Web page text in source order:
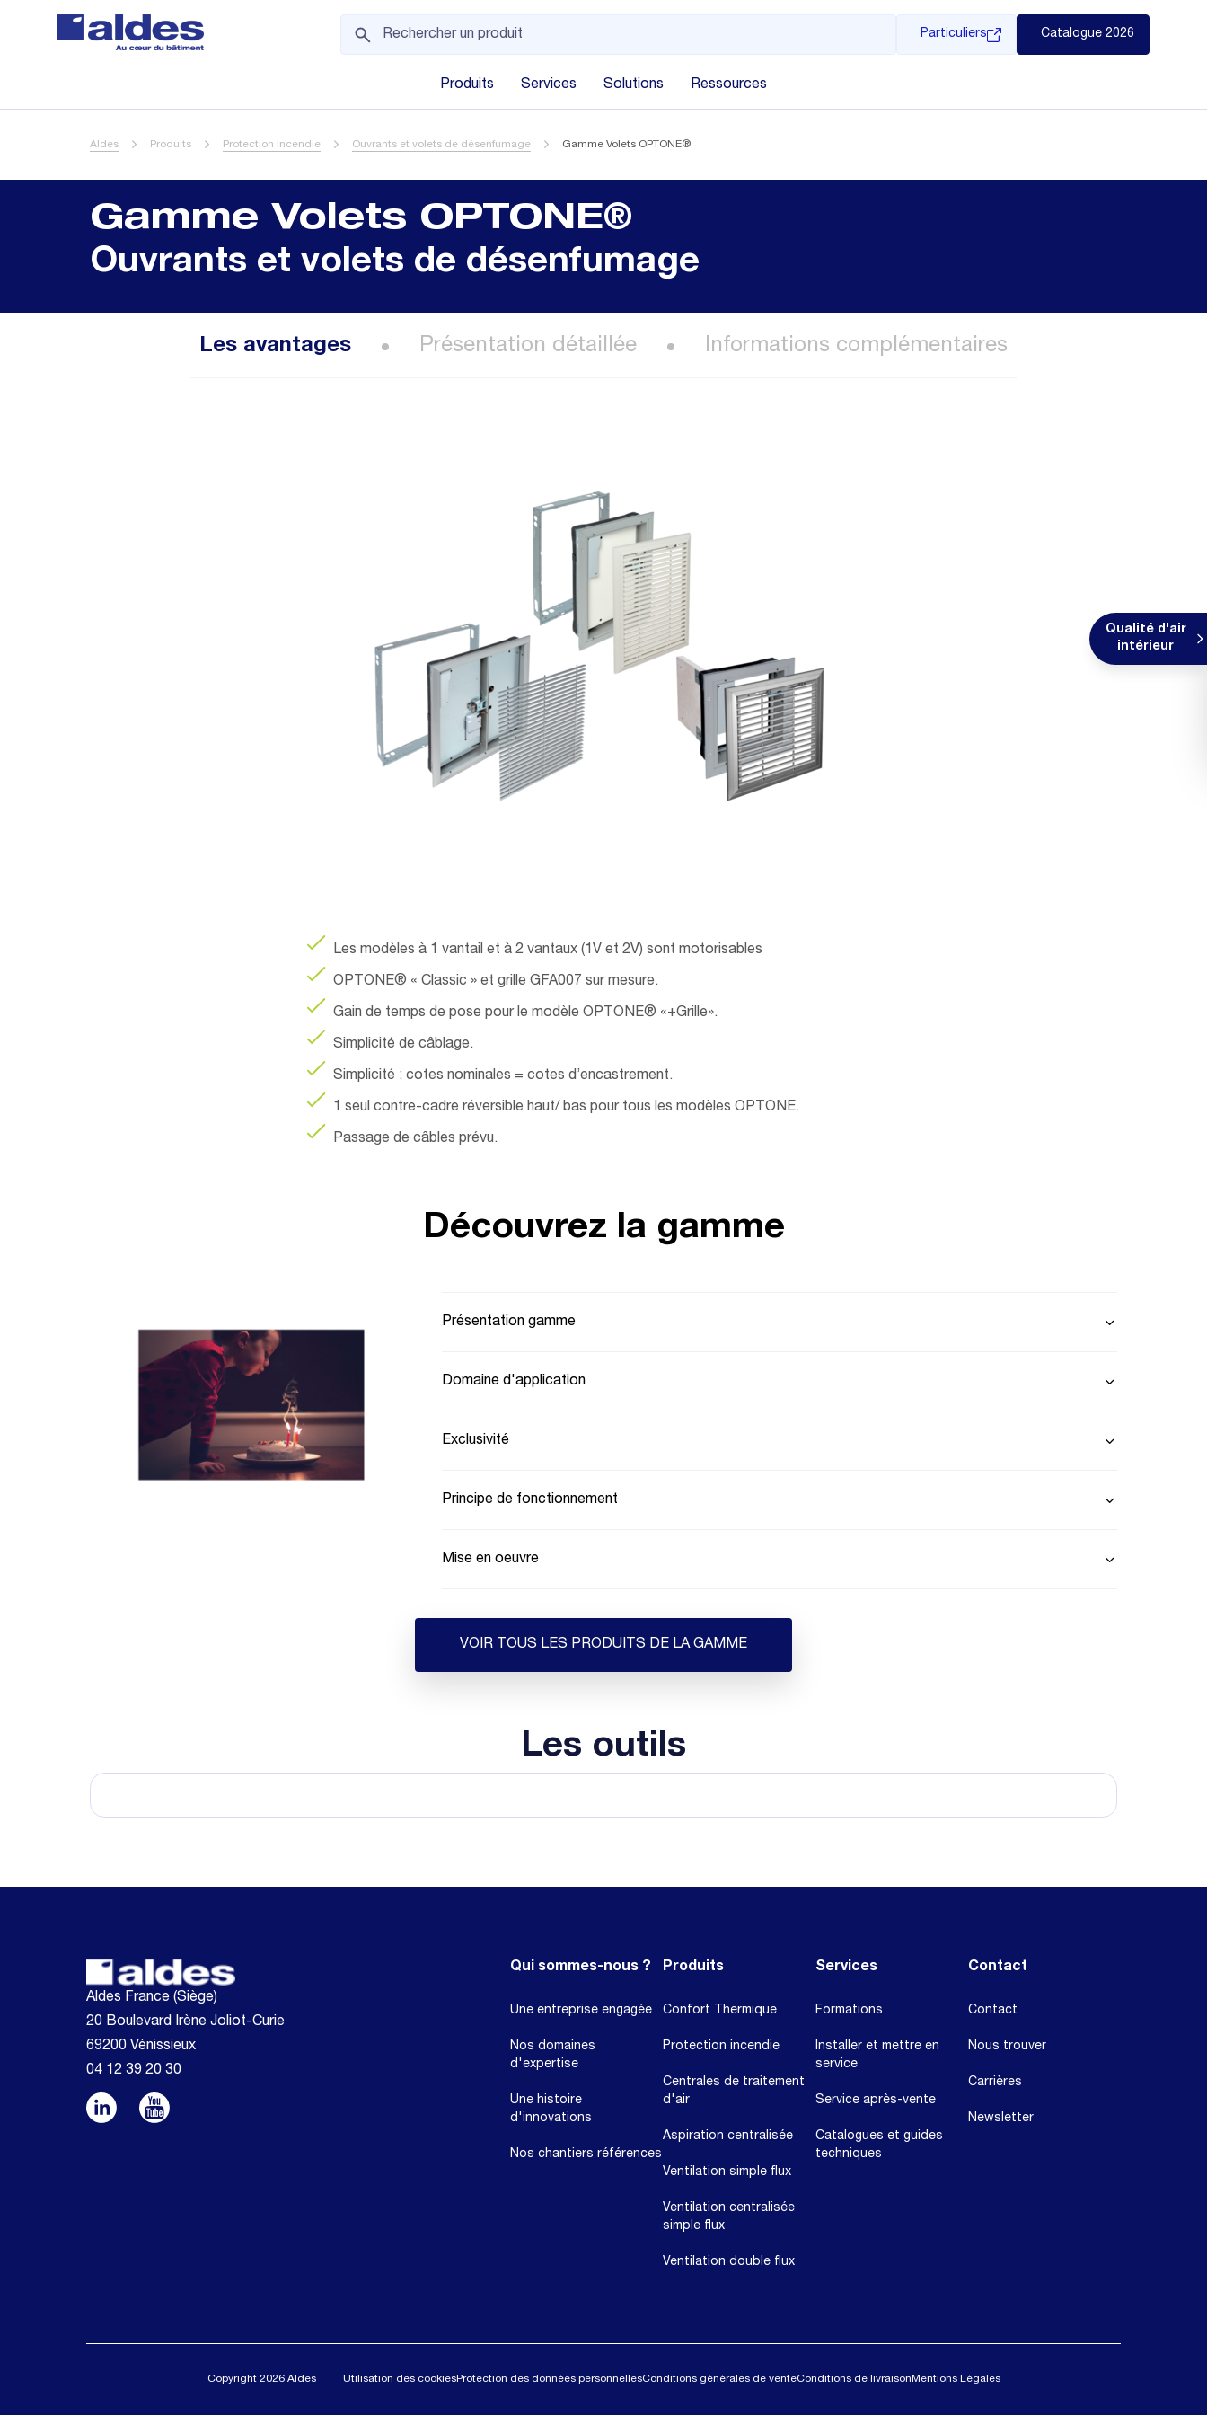
Particuliers Catalogue 2026
Produits Services Solutions Ressources
Aldes Produits Protection incendie Ouvrants et volets de désenfumage Gamme Volets OPTONE®
Qualité d'air
intérieur
Gamme Volets OPTONE®
Ouvrants et volets de désenfumage
Les avantages Présentation détaillée Informations complémentaires
Les modèles à 1 vantail et à 2 vantaux (1V et 2V) sont motorisables
OPTONE® « Classic » et grille GFA007 sur mesure.
Gain de temps de pose pour le modèle OPTONE® «+Grille».
Simplicité de câblage.
Simplicité : cotes nominales = cotes d’encastrement.
1 seul contre-cadre réversible haut/ bas pour tous les modèles OPTONE.
Passage de câbles prévu.
Découvrez la gamme
Présentation gamme
Domaine d'application
Exclusivité
Principe de fonctionnement
Mise en oeuvre
VOIR TOUS LES PRODUITS DE LA GAMME
Les outils
Aldes France (Siège)
20 Boulevard Irène Joliot-Curie
69200 Vénissieux
04 12 39 20 30
Qui sommes-nous ?
Une entreprise engagée
Nos domaines
d'expertise
Une histoire
d'innovations
Nos chantiers références
Produits
Confort Thermique
Protection incendie
Centrales de traitement
d'air
Aspiration centralisée
Ventilation simple flux
Ventilation centralisée
simple flux
Ventilation double flux
Services
Formations
Installer et mettre en
service
Service après-vente
Catalogues et guides
techniques
Contact
Contact
Nous trouver
Carrières
Newsletter
Copyright 2026 Aldes Utilisation des cookiesProtection des données personnellesConditions générales de venteConditions de livraison Mentions Légales